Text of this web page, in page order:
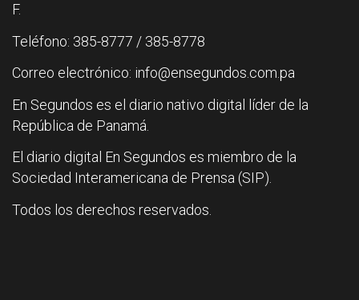
F.
Teléfono: 385-8777 / 385-8778
Correo electrónico: info@ensegundos.com.pa
En Segundos es el diario nativo digital líder de la
República de Panamá.
El diario digital En Segundos es miembro de la
Sociedad Interamericana de Prensa (SIP).
Todos los derechos reservados.